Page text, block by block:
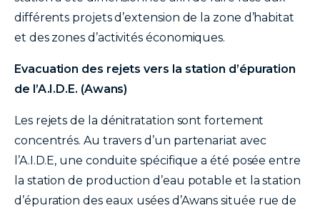
différents projets d’extension de la zone d’habitat
et des zones d’activités économiques.
Evacuation des rejets vers la station d’épuration
de l’A.I.D.E. (Awans)
Les rejets de la dénitratation sont fortement
concentrés. Au travers d’un partenariat avec
l’A.I.D.E, une conduite spécifique a été posée entre
la station de production d’eau potable et la station
d’épuration des eaux usées d’Awans située rue de